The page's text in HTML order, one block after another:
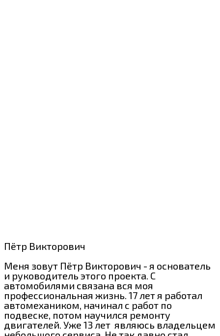
Пётр Викторович
Меня зовут Пётр Викторович - я основатель
и руководитель этого проекта. С
автомобилями связана вся моя
профессиональная жизнь. 17 лет я работал
автомехаником, начинал с работ по
подвеске, потом научился ремонту
двигателей. Уже 13 лет являюсь владельцем